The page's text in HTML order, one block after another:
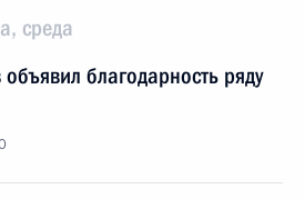
среда
благодарность ряду